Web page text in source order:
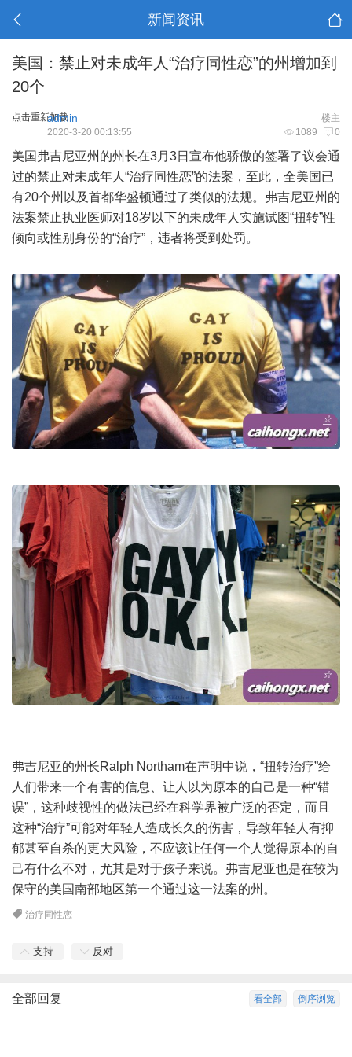
新闻资讯
美国：禁止对未成年人“治疗同性恋”的州增加到
20个
点击重新加载 楼主
admin
1089 0
2020-3-20 00:13:55
美国弗吉尼亚州的州长在3月3日宣布他骄傲的签署了议会通
过的禁止对未成年人“治疗同性恋”的法案，至此，全美国已
有20个州以及首都华盛顿通过了类似的法规。弗吉尼亚州的
法案禁止执业医师对18岁以下的未成年人实施试图“扭转”性
倾向或性别身份的“治疗”，违者将受到处罚。
弗吉尼亚的州长Ralph Northam在声明中说，“扭转治疗”给
人们带来一个有害的信息、让人以为原本的自己是一种“错
误”，这种歧视性的做法已经在科学界被广泛的否定，而且
这种“治疗”可能对年轻人造成长久的伤害，导致年轻人有抑
郁甚至自杀的更大风险，不应该让任何一个人觉得原本的自
己有什么不对，尤其是对于孩子来说。弗吉尼亚也是在较为
保守的美国南部地区第一个通过这一法案的州。
治疗同性恋
支持 反对
倒序浏览
看全部
全部回复